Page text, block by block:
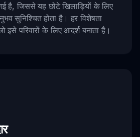
है, जिससे यह छोटे खिलाड़ियों के लिए
सुनिश्चित होता है। हर विशेषता
परिवारों के लिए आदर्श बनाता है।